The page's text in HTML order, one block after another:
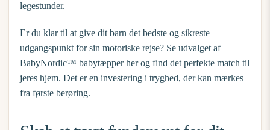
legestunder.
Er du klar til at give dit barn det bedste og sikreste
udgangspunkt for sin motoriske rejse? Se udvalget af
BabyNordic™ babytæpper herog find det perfekte match til
jeres hjem. Det er en investering i tryghed, der kan mærkes
fra første berøring.